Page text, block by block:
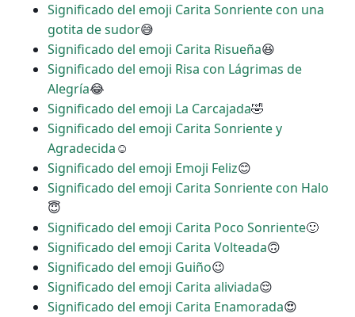
Significado del emoji Carita Sonriente con una
gotita de sudor😅
Significado del emoji Carita Risueña😆
Significado del emoji Risa con Lágrimas de
Alegría😂
Significado del emoji La Carcajada🤣
Significado del emoji Carita Sonriente y
Agradecida☺
Significado del emoji Emoji Feliz😊
Significado del emoji Carita Sonriente con Halo
😇
Significado del emoji Carita Poco Sonriente🙂
Significado del emoji Carita Volteada🙃
Significado del emoji Guiño😉
Significado del emoji Carita aliviada😌
Significado del emoji Carita Enamorada😍